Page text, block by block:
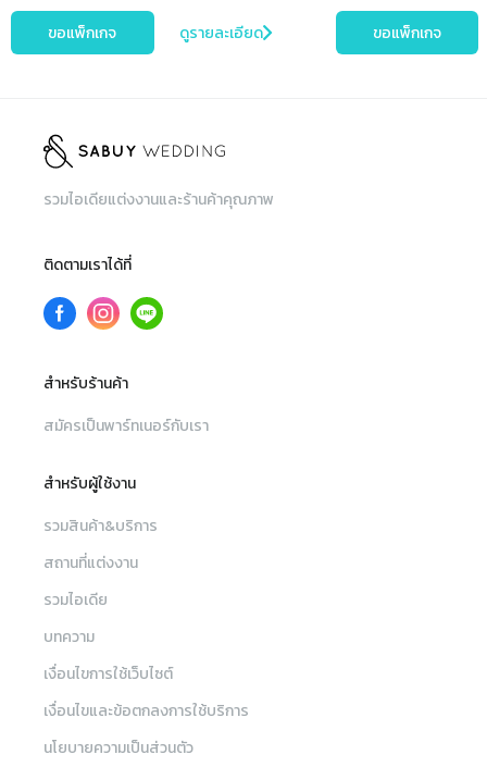
ขอแพ็กเกจ ดูรายละเอียด ขอแพ็กเกจ
รวมไอเดียแต่งงานและร้านค้าคุณภาพ
ติดตามเราได้ที่
สำหรับร้านค้า
สมัครเป็นพาร์ทเนอร์กับเรา
สำหรับผู้ใช้งาน
รวมสินค้า&บริการ
สถานที่แต่งงาน
รวมไอเดีย
บทความ
เงื่อนไขการใช้เว็บไซต์
เงื่อนไขและข้อตกลงการใช้บริการ
นโยบายความเป็นส่วนตัว